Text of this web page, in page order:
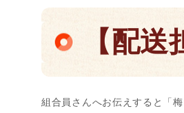
【配
組合員さんへお伝えすると「